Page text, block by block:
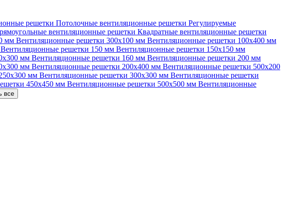
решетки Потолочные вентиляционные решетки Регулируемые
вентиляционные решетки Квадратные вентиляционные решетки
мм Вентиляционные решетки 300х100 мм Вентиляционные решетки 100х400 мм
Вентиляционные решетки 150 мм Вентиляционные решетки 150х150 мм
мм Вентиляционные решетки 160 мм Вентиляционные решетки 200 мм
мм Вентиляционные решетки 200х400 мм Вентиляционные решетки 500х200
мм Вентиляционные решетки 300х300 мм Вентиляционные решетки
450х450 мм Вентиляционные решетки 500х500 мм Вентиляционные
все